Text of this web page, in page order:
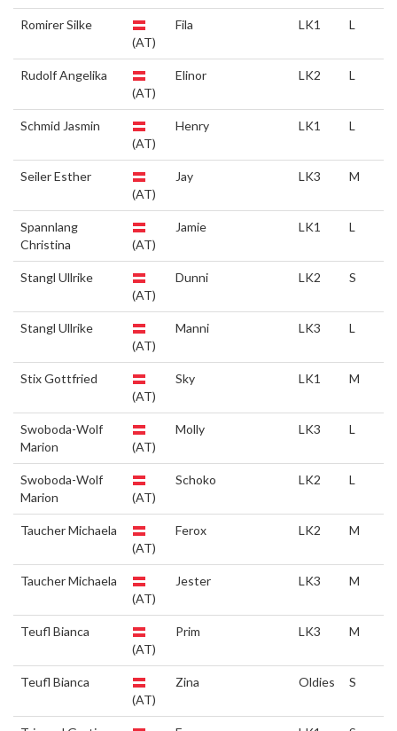
Romirer Silke
(AT)
Fila LK1 L
Rudolf Angelika
(AT)
Elinor LK2 L
Schmid Jasmin
(AT)
Henry LK1 L
Seiler Esther
(AT)
Jay LK3 M
Spannlang
Christina
(AT)
Jamie LK1 L
Stangl Ullrike
(AT)
Dunni LK2 S
Stangl Ullrike
(AT)
Manni LK3 L
Stix Gottfried
(AT)
Sky LK1 M
Swoboda-Wolf
Marion
(AT)
Molly LK3 L
Swoboda-Wolf
Marion
(AT)
Schoko LK2 L
Taucher Michaela
(AT)
Ferox LK2 M
Taucher Michaela
(AT)
Jester LK3 M
Teufl Bianca
(AT)
Prim LK3 M
Teufl Bianca
(AT)
Zina Oldies S